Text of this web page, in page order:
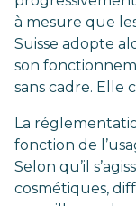
à mesure que
Suisse adopte
son
sans cadre. Elle
La
fonction de
Selon qu’il
cosmétiques,